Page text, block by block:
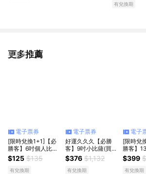
有兌換期
更多推薦
看更多
電子票券
[限時兌換1+1]【必
勝客】6吋個人比薩
(口味7選1)好禮即享
券
$125 $135
有兌換期
電子票券
好運久久久【必勝
客】9吋小比薩(買小
送大)加贈1.25ml飲
料好禮即享券
$376 $1,132
有兌換期
電子
[限時兌
勝客】
(口味10
享券
$399
有兌換期